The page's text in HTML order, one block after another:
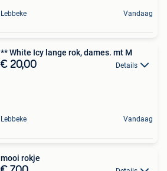
Lebbeke Vandaag
** White Icy lange rok, dames. mt M
€ 20,00 Details
Lebbeke Vandaag
mooi rokje